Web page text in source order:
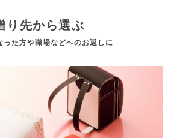
り先から選ぶ
った方や職場などへのお返しに